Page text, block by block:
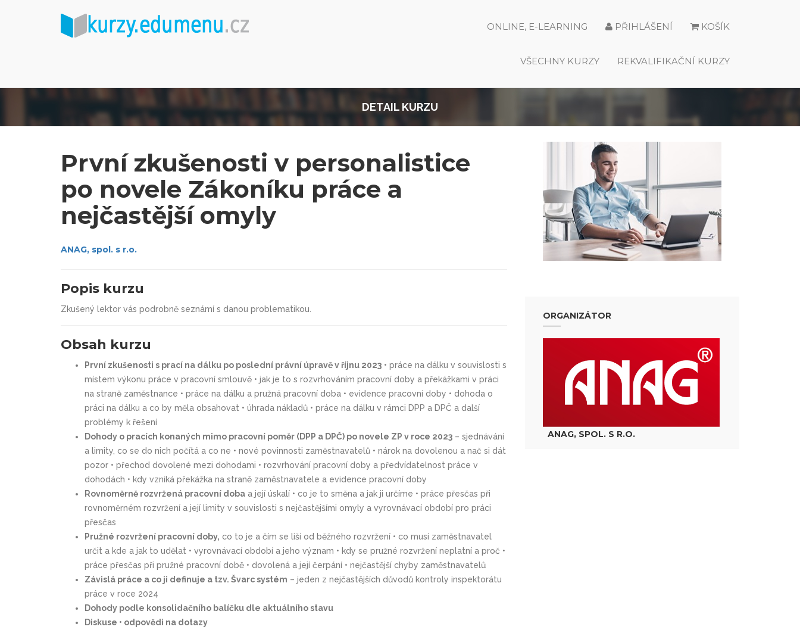
KOŠÍK
PŘIHLÁŠENÍ
ONLINE, E-LEARNING
REKVALIFIKAČNÍ KURZY
VŠECHNY KURZY
DETAIL KURZU
První zkušenosti v personalistice
po novele Zákoníku práce a
nejčastější omyly
ANAG, spol. s r.o.
Popis kurzu
Zkušený lektor vás podrobně seznámí s danou problematikou.
Obsah kurzu
První zkušenosti s prací na dálku po poslední právní úpravě v říjnu 2023 • práce na dálku v souvislosti s
místem výkonu práce v pracovní smlouvě • jak je to s rozvrhováním pracovní doby a překážkami v práci
na straně zaměstnance • práce na dálku a pružná pracovní doba • evidence pracovní doby • dohoda o
práci na dálku a co by měla obsahovat • úhrada nákladů • práce na dálku v rámci DPP a DPČ a další
problémy k řešení
Dohody o pracích konaných mimo pracovní poměr (DPP a DPČ) po novele ZP v roce 2023 – sjednávání
a limity, co se do nich počítá a co ne • nové povinnosti zaměstnavatelů • nárok na dovolenou a nač si dát
pozor • přechod dovolené mezi dohodami • rozvrhování pracovní doby a předvídatelnost práce v
dohodách • kdy vzniká překážka na straně zaměstnavatele a evidence pracovní doby
Rovnoměrně rozvržená pracovní doba a její úskalí • co je to směna a jak ji určíme • práce přesčas při
rovnoměrném rozvržení a její limity v souvislosti s nejčastějšími omyly a vyrovnávací období pro práci
přesčas
Pružné rozvržení pracovní doby, co to je a čím se liší od běžného rozvržení • co musí zaměstnavatel
určit a kde a jak to udělat • vyrovnávací období a jeho význam • kdy se pružné rozvržení neplatní a proč •
práce přesčas při pružné pracovní době • dovolená a její čerpání • nejčastější chyby zaměstnavatelů
Závislá práce a co ji definuje a tzv. Švarc systém – jeden z nejčastějších důvodů kontroly inspektorátu
práce v roce 2024
Dohody podle konsolidačního balíčku dle aktuálního stavu
Diskuse • odpovědi na dotazy
ORGANIZÁTOR
ANAG, SPOL. S R.O.